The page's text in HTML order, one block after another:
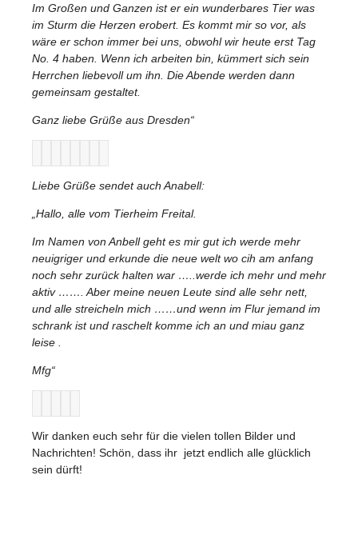
Im Großen und Ganzen ist er ein wunderbares Tier was
im Sturm die Herzen erobert. Es kommt mir so vor, als
wäre er schon immer bei uns, obwohl wir heute erst Tag
No. 4 haben. Wenn ich arbeiten bin, kümmert sich sein
Herrchen liebevoll um ihn. Die Abende werden dann
gemeinsam gestaltet.
Ganz liebe Grüße aus Dresden“
Liebe Grüße sendet auch Anabell:
Hallo, alle vom Tierheim Freital.
Im Namen von Anbell geht es mir gut ich werde mehr
neuigriger und erkunde die neue welt wo cih am anfang
noch sehr zurück halten war …..werde ich mehr und mehr
aktiv ……. Aber meine neuen Leute sind alle sehr nett,
und alle streicheln mich ……und wenn im Flur jemand im
schrank ist und raschelt komme ich an und miau ganz
leise .
Mfg“
Wir danken euch sehr für die vielen tollen Bilder und
Nachrichten! Schön, dass ihr jetzt endlich alle glücklich
sein dürft!